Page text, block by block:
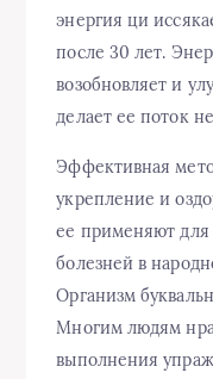
энергия ци
после 30 лет.
возобновляет и
делает ее поток
Эффективная
укрепление и
ее применяют
болезней в
Организм
Многим людям
выполнения